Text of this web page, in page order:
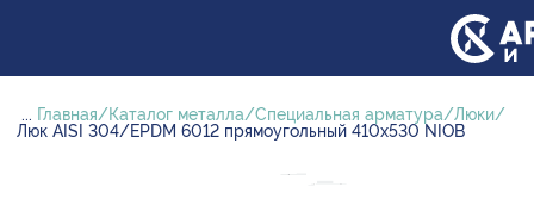
... Главная Каталог металла Специальная арматура
Люки
Люк AISI 304/EPDM 6012 прямоугольный 410х530 NIOB